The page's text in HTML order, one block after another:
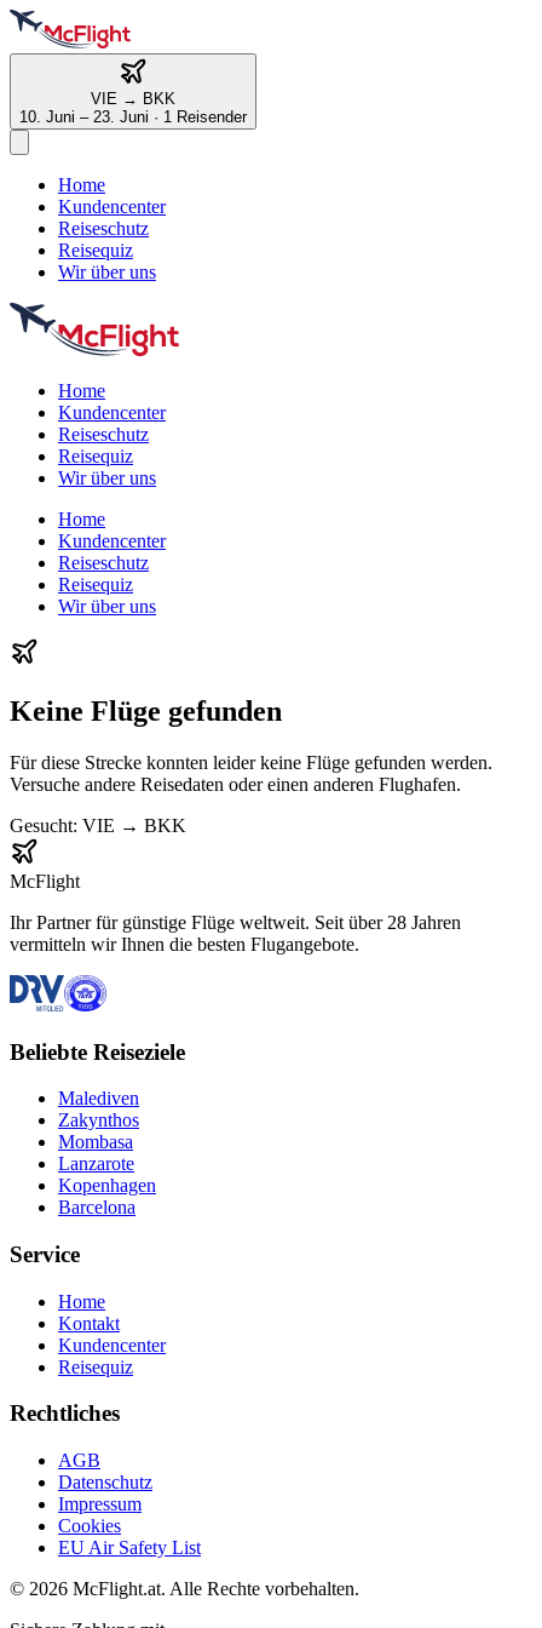
VIE → BKK
10. Juni – 23. Juni · 1 Reisender
Home
Kundencenter
Reiseschutz
Reisequiz
Wir über uns
Home
Kundencenter
Reiseschutz
Reisequiz
Wir über uns
Home
Kundencenter
Reiseschutz
Reisequiz
Wir über uns
Keine Flüge gefunden
Für diese Strecke konnten leider keine Flüge gefunden werden.
Versuche andere Reisedaten oder einen anderen Flughafen.
Gesucht: VIE → BKK
McFlight
Ihr Partner für günstige Flüge weltweit. Seit über 28 Jahren
vermitteln wir Ihnen die besten Flugangebote.
Beliebte Reiseziele
Malediven
Zakynthos
Mombasa
Lanzarote
Kopenhagen
Barcelona
Service
Home
Kontakt
Kundencenter
Reisequiz
Rechtliches
AGB
Datenschutz
Impressum
Cookies
EU Air Safety List
© 2026 McFlight.at. Alle Rechte vorbehalten.